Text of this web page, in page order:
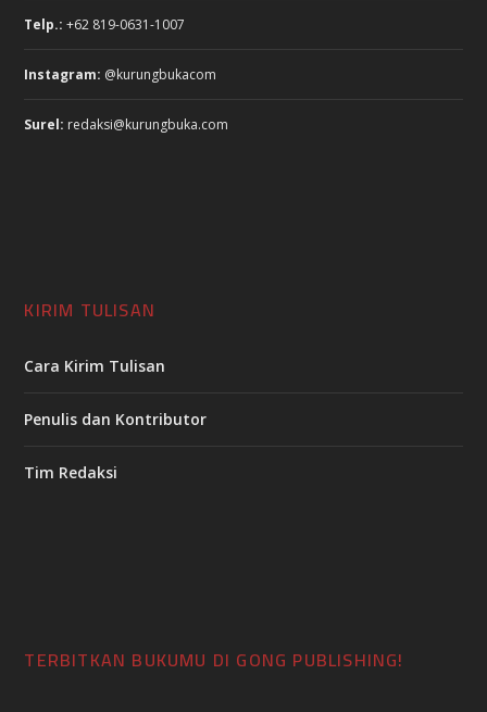
Telp.: +62 819-0631-1007
Instagram: @kurungbukacom
Surel: redaksi@kurungbuka.com
KIRIM TULISAN
Cara Kirim Tulisan
Penulis dan Kontributor
Tim Redaksi
TERBITKAN BUKUMU DI GONG PUBLISHING!